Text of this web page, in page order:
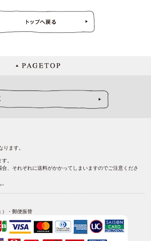
ます。
。
、それぞれに送料がかかってしまいますのでご注意くださ
）・郵便振替